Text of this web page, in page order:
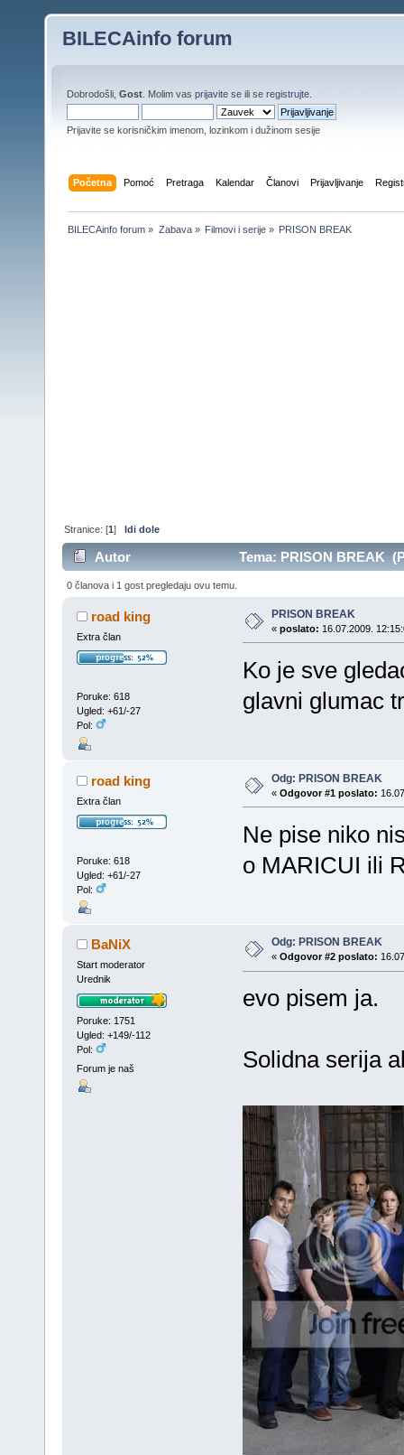
BILECAinfo forum
Dobrodošli, Gost . Molim vas prijavite se ili se registrujte
Prijavite se korisničkim imenom, lozinkom i dužinom sesije
Početna Pomoć Pretraga Kalendar Članovi Prijavljivanje
BILECAinfo forum » Zabava» Filmovi i serije» PRISON BREAK
Stranice: [1]Idi dole
Autor Tema: PRISON BREAK
0 članova i 1 gost pregledaju ovu temu.
road king
Extra član
Poruke: 618
Ugled: +61/-27
Pol:
PRISON BREAK
« poslato: 16.07.2009.
Ko je sve
glavni glumac
road king
Extra član
Poruke: 618
Ugled: +61/-27
Pol:
Odg: PRISON BREAK
« Odgovor #1 poslato:
Ne pise niko
o MARICUI ili
BaNiX
Start moderator
Urednik
Poruke: 1751
Ugled: +149/-112
Pol:
Forum je naš
Odg: PRISON BREAK
« Odgovor #2 poslato:
evo pisem ja.
Solidna serija